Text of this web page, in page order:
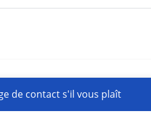
de contact s'il vous plaît